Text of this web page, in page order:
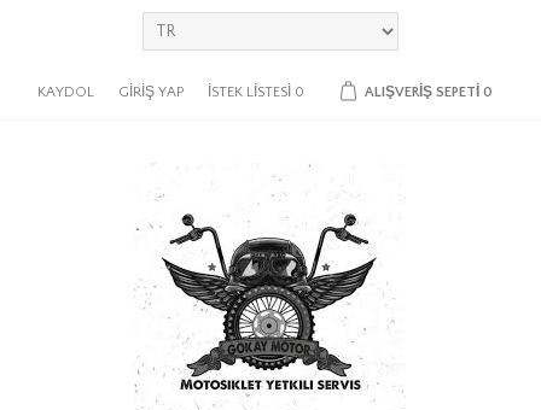
KAYDOL GIRIŞ YAP İSTEK LISTESI 0 ALIŞVERIŞ SEPETI 0